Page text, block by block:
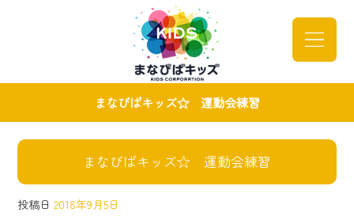
まなびばキッズ☆ 運動会練習
まなびばキッズ☆ 運動会練習
投稿日 2018年9月5日